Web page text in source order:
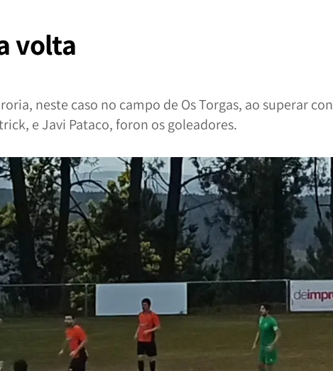
volta
neste caso no campo de Os Torgas, ao superar con
e Javi Pataco, foron os goleadores.